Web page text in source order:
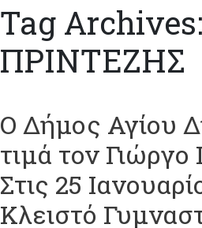
Tag Archives:
ΠΡΙΝΤΕΖΗΣ
Ο Δήμος Αγίου
τιμά τον Γιώργο
Στις 25
Κλειστό